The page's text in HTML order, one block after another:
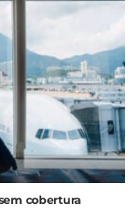
cobertura